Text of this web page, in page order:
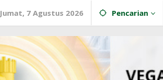
Jumat, 7 Agustus 2026 Pencarian